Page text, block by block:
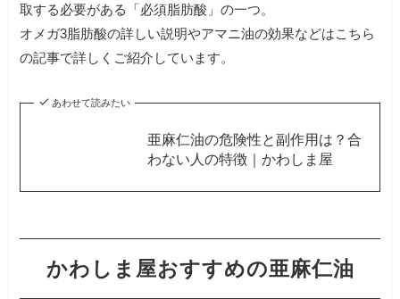
取する必要がある「必須脂肪酸」の一つ。
オメガ3脂肪酸の詳しい説明やアマニ油の効果などはこちら
の記事で詳しくご紹介しています。
あわせて読みたい
亜麻仁油の危険性と副作用は？合
わない人の特徴｜かわしま屋
かわしま屋おすすめの亜麻仁油